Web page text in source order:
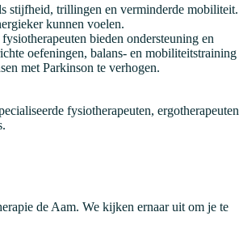
stijfheid, trillingen en verminderde mobiliteit.
kunnen voelen.
bieden ondersteuning en
oefeningen, balans- en mobiliteitstraining
met Parkinson te verhogen.
fysiotherapeuten, ergotherapeuten
de Aam. We kijken ernaar uit om je te